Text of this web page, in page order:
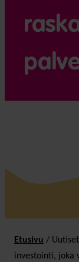
Etusivu / Uutiset
investointi, joka